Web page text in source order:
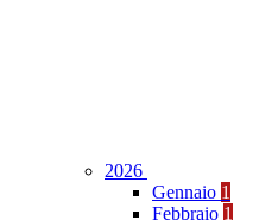
2026
Gennaio 1
Febbraio 1